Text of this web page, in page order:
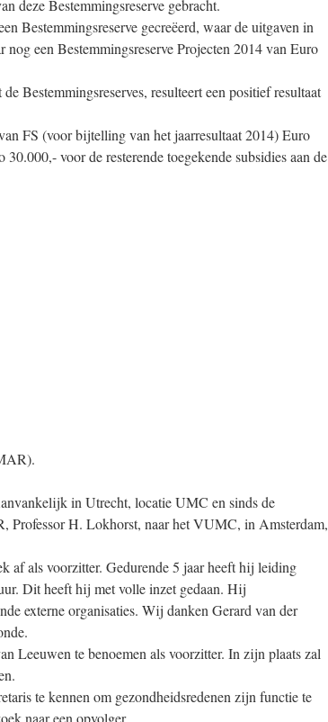
deze Bestemmingsreserve gebracht.
Bestemmingsreserve gecreëerd, waar de uitgaven in
een Bestemmingsreserve Projecten 2014 van Euro
Bestemmingsreserves, resulteert een positief resultaat
FS (voor bijtelling van het jaarresultaat 2014) Euro
voor de resterende toegekende subsidies aan de
in Utrecht, locatie UMC en sinds de
Professor H. Lokhorst, naar het VUMC, in Amsterdam,
af als voorzitter. Gedurende 5 jaar heeft hij leiding
Dit heeft hij met volle inzet gedaan. Hij
externe organisaties. Wij danken Gerard van der
Leeuwen te benoemen als voorzitter. In zijn plaats zal
te kennen om gezondheidsredenen zijn functie te
naar een opvolger.